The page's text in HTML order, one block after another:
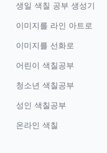
생일 색칠 공부 생성기
이미지를 라인 아트로
이미지를 선화로
어린이 색칠공부
청소년 색칠공부
성인 색칠공부
온라인 색칠